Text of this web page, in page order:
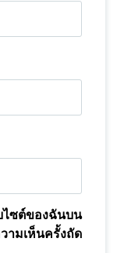
ต์ของฉันบน
ามเห็นครั้งถัด